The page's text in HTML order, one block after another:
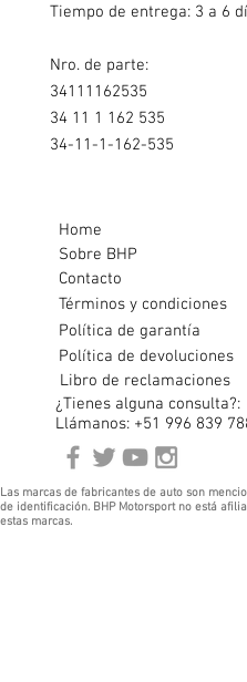
Tiempo de entrega: 3 a 6
Nro. de parte:
34111162535
34 11 1 162 535
34-11-1-162-535
Home
Sobre BHP
Contacto
Términos y condiciones
Política de garantía
Política de devoluciones
Libro de reclamaciones
¿Tienes alguna consulta?:
Llámanos: +51 996 839
Las marcas de fabricantes de auto son
de identificación. BHP Motorsport no está
estas marcas.